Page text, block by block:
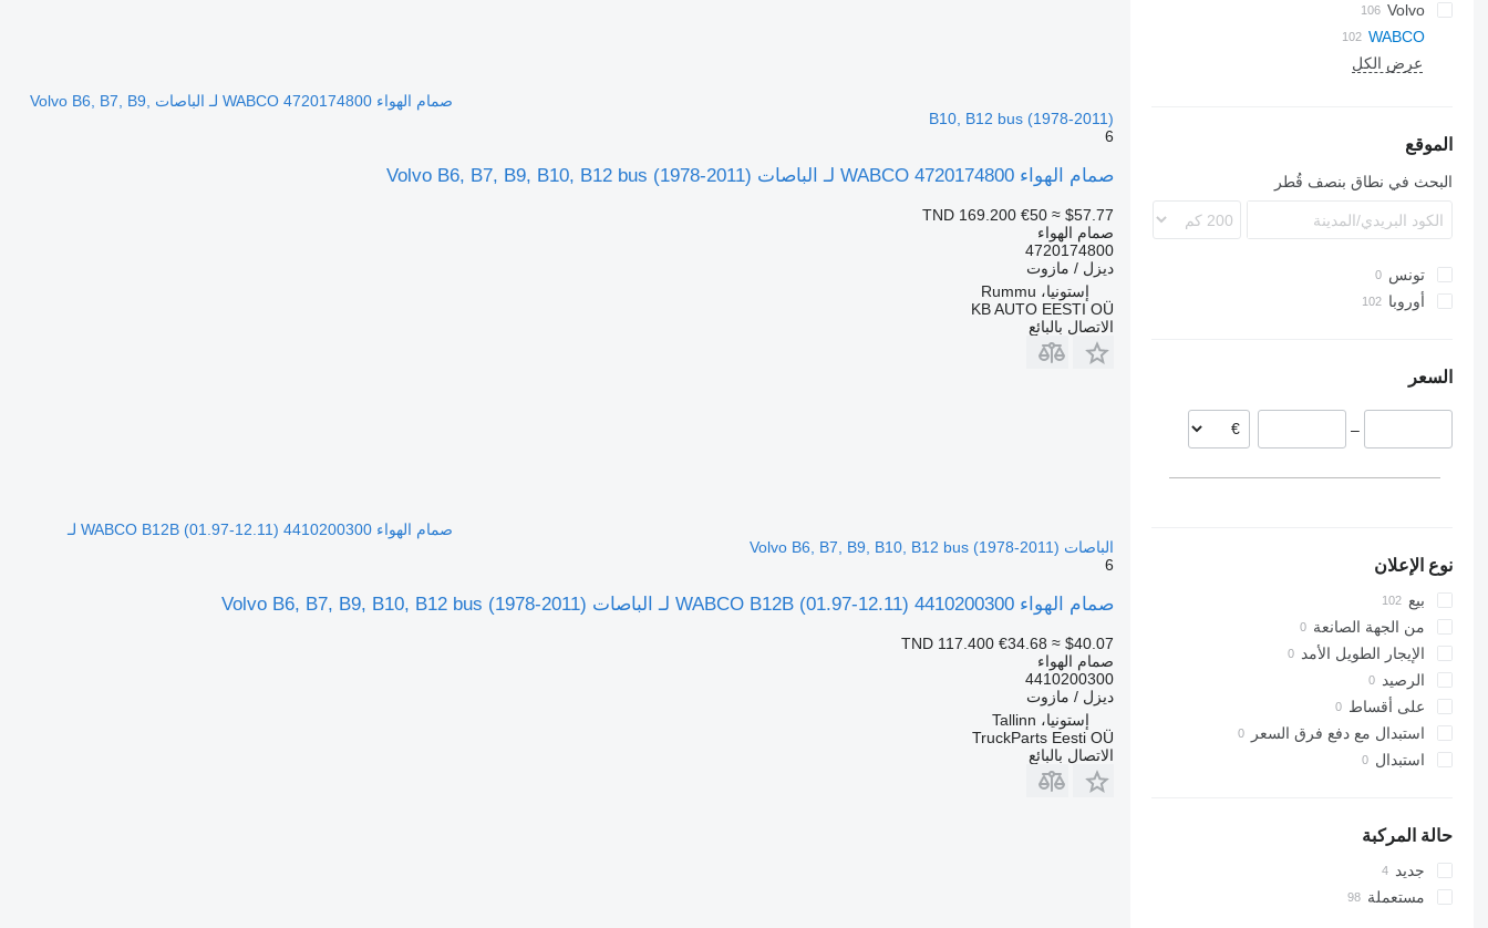
Karosa
Recreo
Intouro
Tourismo
Travego
Skyliner
K-series
Alpino
Urbino
T-seriesVolvo
8700
B-series
WABCO
عرض الكل
الموقع
البحث في نطاق بنصف قُطر
تونس
أوروبا
إيطاليا
السعر
–
نوع الإعلان
بيع
من الجهة الصانعة
الإيجار الطويل الأمد
الرصيد
على أقساط
استبدال مع دفع فرق السعر
استبدال
حالة المركبة
جديد
مستعملة
صمام الهواء WABCO 4720174800 لـ الباصات Volvo B6, B7, B9,
B10, B12 bus (1978-2011)
6
صمام الهواء WABCO 4720174800 لـ الباصات Volvo B6, B7, B9, B10, B12 bus (1978-2011)
TND 169.200 €50 ≈ $57.77
صمام الهواء
4720174800
ديزل / مازوت
إستونيا، Rummu
KB AUTO EESTI OÜ
الاتصال بالبائع
صمام الهواء WABCO B12B (01.97-12.11) 4410200300 لـ
الباصات Volvo B6, B7, B9, B10, B12 bus (1978-2011)
6
صمام الهواء WABCO B12B (01.97-12.11) 4410200300 لـ الباصات Volvo B6, B7, B9, B10, B12 bus (1978-2011)
TND 117.400 €34.68 ≈ $40.07
صمام الهواء
4410200300
ديزل / مازوت
إستونيا، Tallinn
TruckParts Eesti OÜ
الاتصال بالبائع